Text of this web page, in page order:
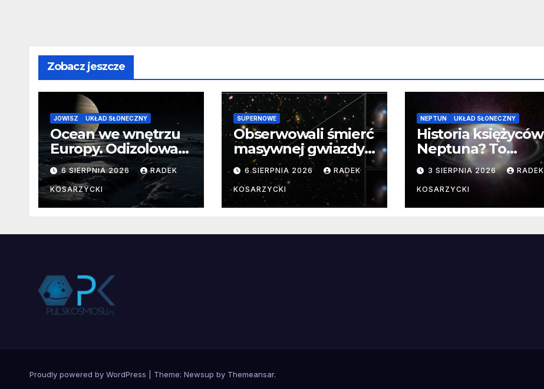
Zobacz jeszcze
JOWISZ UKŁAD SŁONECZNY
Ocean we wnętrzu
Europy. Odizolowani
przez lodową
barierę
6 SIERPNIA 2026 RADEK
KOSARZYCKI
SUPERNOWE
Obserwowali śmierć
masywnej gwiazdy
od samego
początku.
Niezwykle cenne
dane
6 SIERPNIA 2026 RADEK
KOSARZYCKI
NEPTUN UKŁAD SŁONECZNY
Historia księżyców
Neptuna? To
skomplikowane
3 SIERPNIA 2026 RADEK
KOSARZYCKI
Proudly powered by WordPress Theme: Newsup by Themeansar.